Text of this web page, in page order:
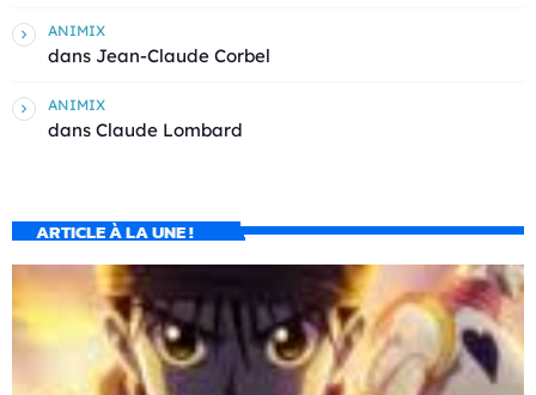
ANIMIX
dans Jean-Claude Corbel
ANIMIX
dans Claude Lombard
ARTICLE À LA UNE !